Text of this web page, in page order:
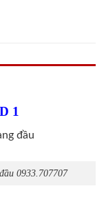
1
0933.707707